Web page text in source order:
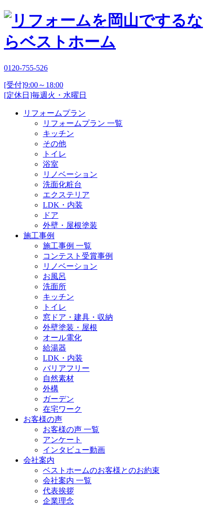
0120-755-526
[受付]9:00～18:00
[定休日]毎週火・水曜日
リフォームプラン
リフォームプラン 一覧
キッチン
その他
トイレ
浴室
リノベーション
洗面化粧台
エクステリア
LDK・内装
ドア
外壁・屋根塗装
施工事例
施工事例 一覧
コンテスト受賞事例
リノベーション
お風呂
洗面所
キッチン
トイレ
窓ドア・建具・収納
外壁塗装・屋根
オール電化
給湯器
LDK・内装
バリアフリー
自然素材
外構
ガーデン
在宅ワーク
お客様の声
お客様の声 一覧
アンケート
インタビュー動画
会社案内
ベストホームのお客様とのお約束
会社案内 一覧
代表挨拶
企業理念